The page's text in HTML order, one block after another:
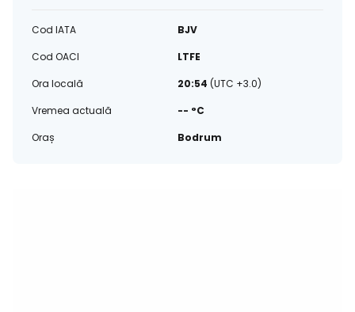
Cod IATA
BJV
Cod OACI
LTFE
Ora locală
20:54 (UTC +3.0)
Vremea actuală
-- °C
Oraș
Bodrum